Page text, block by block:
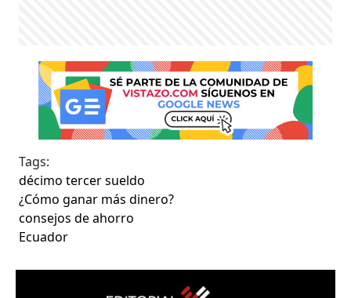
Tags:
décimo tercer sueldo
¿Cómo ganar más dinero?
consejos de ahorro
Ecuador